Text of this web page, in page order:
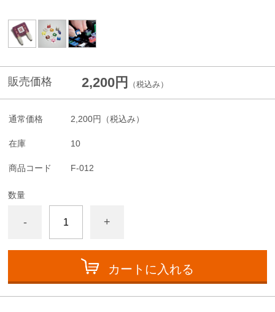
販売価格 2,200円 （税込み）
通常価格 2,200円 （税込み）
在庫 10
商品コード F-012
数量
- +
カートに入れる